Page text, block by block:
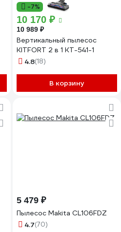
-7%
10 170 ₽
10 989 ₽
Вертикальный пылесос
KITFORT 2 в 1 КТ-541-1
4.8(18)
В корзину
5 479 ₽
Пылесос Makita CL106FDZ
4.7(70)